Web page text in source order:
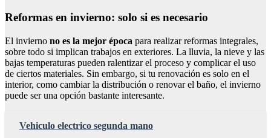
Reformas en invierno: solo si es necesario
El invierno no es la mejor época para realizar reformas integrales,
sobre todo si implican trabajos en exteriores. La lluvia, la nieve y las
bajas temperaturas pueden ralentizar el proceso y complicar el uso
de ciertos materiales. Sin embargo, si tu renovación es solo en el
interior, como cambiar la distribución o renovar el baño, el invierno
puede ser una opción bastante interesante.
Vehiculo electrico segunda mano